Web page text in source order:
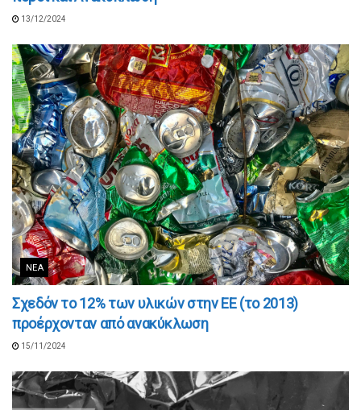
13/12/2024
ΝΈΑ
Σχεδόν το 12% των υλικών στην ΕΕ (τo 2013)
προέρχονταν από ανακύκλωση
15/11/2024